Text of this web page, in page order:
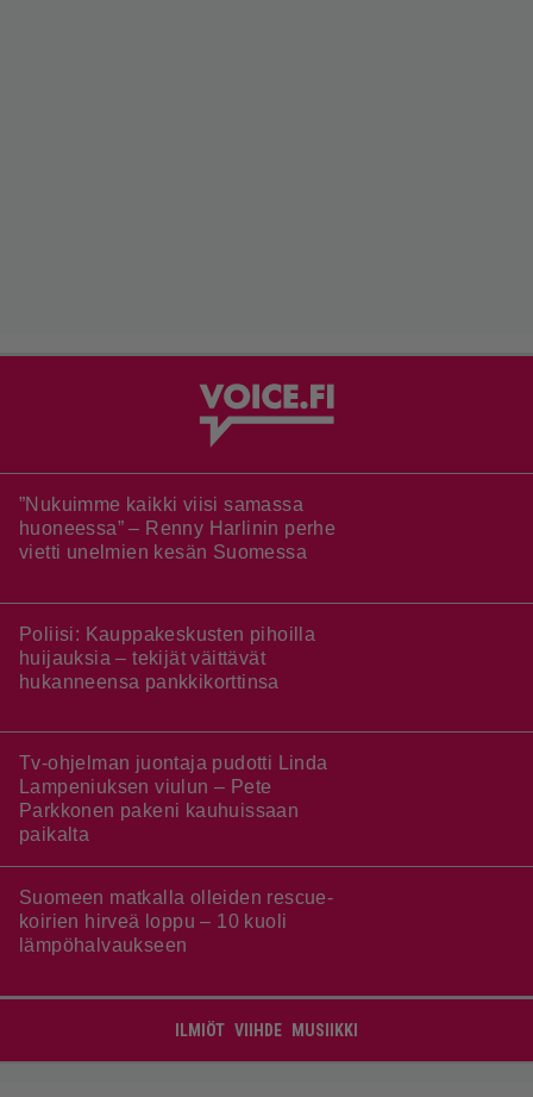
”Nukuimme kaikki viisi samassa
huoneessa” – Renny Harlinin perhe
vietti unelmien kesän Suomessa
Poliisi: Kauppakeskusten pihoilla
huijauksia – tekijät väittävät
hukanneensa pankkikorttinsa
Tv-ohjelman juontaja pudotti Linda
Lampeniuksen viulun – Pete
Parkkonen pakeni kauhuissaan
paikalta
Suomeen matkalla olleiden rescue-
koirien hirveä loppu – 10 kuoli
lämpöhalvaukseen
ILMIÖT VIIHDE MUSIIKKI